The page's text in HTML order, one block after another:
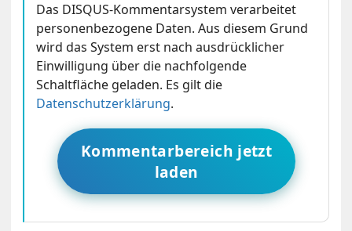
Das DISQUS-Kommentarsystem verarbeitet
personenbezogene Daten. Aus diesem Grund
wird das System erst nach ausdrücklicher
Einwilligung über die nachfolgende
Schaltfläche geladen. Es gilt die
Datenschutzerklärung.
Kommentarbereich jetzt
laden